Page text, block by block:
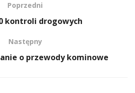
Poprzedni
kontroli drogowych
Następny
o przewody kominowe